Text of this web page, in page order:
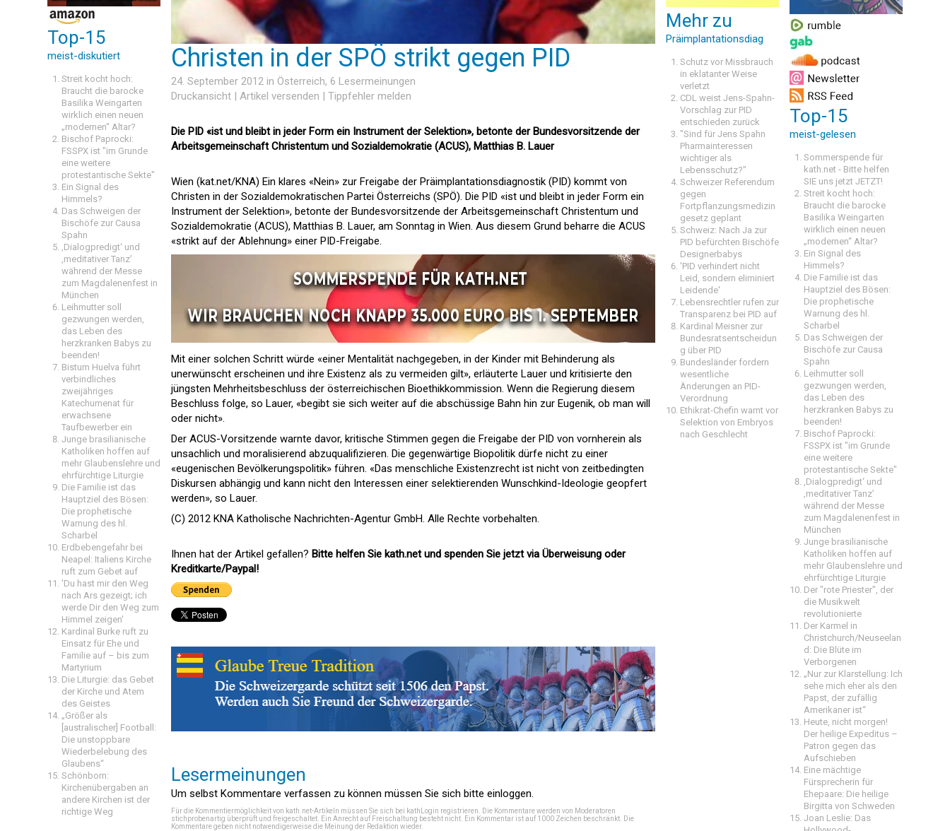
Top-15
meist-diskutiert
Streit kocht hoch:
Braucht die barocke
Basilika Weingarten
wirklich einen neuen
„modernen“ Altar?
Bischof Paprocki:
FSSPX ist "im Grunde
eine weitere
protestantische Sekte"
Ein Signal des
Himmels?
Das Schweigen der
Bischöfe zur Causa
Spahn
‚Dialogpredigt‘ und
‚meditativer Tanz’
während der Messe
zum Magdalenenfest in
München
Leihmutter soll
gezwungen werden,
das Leben des
herzkranken Babys zu
beenden!
Bistum Huelva führt
verbindliches
zweijähriges
Katechumenat für
erwachsene
Taufbewerber ein
Junge brasilianische
Katholiken hoffen auf
mehr Glaubenslehre und
ehrfürchtige Liturgie
Die Familie ist das
Hauptziel des Bösen:
Die prophetische
Warnung des hl.
Scharbel
Erdbebengefahr bei
Neapel: Italiens Kirche
ruft zum Gebet auf
'Du hast mir den Weg
nach Ars gezeigt; ich
werde Dir den Weg zum
Himmel zeigen'
Kardinal Burke ruft zu
Einsatz für Ehe und
Familie auf – bis zum
Martyrium
Die Liturgie: das Gebet
der Kirche und Atem
des Geistes
„Größer als
[australischer] Football:
Die unstoppbare
Wiederbelebung des
Glaubens“
Schönborn:
Kirchenübergaben an
andere Kirchen ist der
richtige Weg
Christen in der SPÖ strikt gegen PID
24. September 2012 in Österreich, 6 Lesermeinungen
Druckansicht | Artikel versenden | Tippfehler melden
Die PID «ist und bleibt in jeder Form ein Instrument der Selektion», betonte der Bundesvorsitzende der
Arbeitsgemeinschaft Christentum und Sozialdemokratie (ACUS), Matthias B. Lauer
Wien (kat.net/KNA) Ein klares «Nein» zur Freigabe der Präimplantationsdiagnostik (PID) kommt von
Christen in der Sozialdemokratischen Partei Österreichs (SPÖ). Die PID «ist und bleibt in jeder Form ein
Instrument der Selektion», betonte der Bundesvorsitzende der Arbeitsgemeinschaft Christentum und
Sozialdemokratie (ACUS), Matthias B. Lauer, am Sonntag in Wien. Aus diesem Grund beharre die ACUS
«strikt auf der Ablehnung» einer PID-Freigabe.
Mit einer solchen Schritt würde «einer Mentalität nachgegeben, in der Kinder mit Behinderung als
unerwünscht erscheinen und ihre Existenz als zu vermeiden gilt», erläuterte Lauer und kritisierte den
jüngsten Mehrheitsbeschluss der österreichischen Bioethikkommission. Wenn die Regierung diesem
Beschluss folge, so Lauer, «begibt sie sich weiter auf die abschüssige Bahn hin zur Eugenik, ob man will
oder nicht».
Der ACUS-Vorsitzende warnte davor, kritische Stimmen gegen die Freigabe der PID von vornherein als
unsachlich und moralisierend abzuqualifizieren. Die gegenwärtige Biopolitik dürfe nicht zu einer
«eugenischen Bevölkerungspolitik» führen. «Das menschliche Existenzrecht ist nicht von zeitbedingten
Diskursen abhängig und kann nicht den Interessen einer selektierenden Wunschkind-Ideologie geopfert
werden», so Lauer.
(C) 2012 KNA Katholische Nachrichten-Agentur GmbH. Alle Rechte vorbehalten.
Ihnen hat der Artikel gefallen? Bitte helfen Sie kath.net und spenden Sie jetzt via Überweisung oder
Kreditkarte/Paypal!
Lesermeinungen
Um selbst Kommentare verfassen zu können müssen Sie sich bitte einloggen.
Für die Kommentiermöglichkeit von kath.net-Artikeln müssen Sie sich bei kathLogin registrieren . Die Kommentare werden von Moderatoren
stichprobenartig überprüft und freigeschaltet. Ein Anrecht auf Freischaltung besteht nicht. Ein Kommentar ist auf 1000 Zeichen beschränkt. Die
Kommentare geben nicht notwendigerweise die Meinung der Redaktion wieder.
Mehr zu
Präimplantationsdiag
Schutz vor Missbrauch
in eklatanter Weise
verletzt
CDL weist Jens-Spahn-
Vorschlag zur PID
entschieden zurück
"Sind für Jens Spahn
Pharmainteressen
wichtiger als
Lebensschutz?"
Schweizer Referendum
gegen
Fortpflanzungsmedizin
gesetz geplant
Schweiz: Nach Ja zur
PID befürchten Bischöfe
Designerbabys
'PID verhindert nicht
Leid, sondern eliminiert
Leidende'
Lebensrechtler rufen zur
Transparenz bei PID auf
Kardinal Meisner zur
Bundesratsentscheidun
g über PID
Bundesländer fordern
wesentliche
Änderungen an PID-
Verordnung
Ethikrat-Chefin warnt vor
Selektion von Embryos
nach Geschlecht
Top-15
meist-gelesen
Sommerspende für
kath.net - Bitte helfen
SIE uns jetzt JETZT!
Streit kocht hoch:
Braucht die barocke
Basilika Weingarten
wirklich einen neuen
„modernen“ Altar?
Ein Signal des
Himmels?
Die Familie ist das
Hauptziel des Bösen:
Die prophetische
Warnung des hl.
Scharbel
Das Schweigen der
Bischöfe zur Causa
Spahn
Leihmutter soll
gezwungen werden,
das Leben des
herzkranken Babys zu
beenden!
Bischof Paprocki:
FSSPX ist "im Grunde
eine weitere
protestantische Sekte"
‚Dialogpredigt‘ und
‚meditativer Tanz’
während der Messe
zum Magdalenenfest in
München
Junge brasilianische
Katholiken hoffen auf
mehr Glaubenslehre und
ehrfürchtige Liturgie
Der "rote Priester", der
die Musikwelt
revolutionierte
Der Karmel in
Christchurch/Neuseelan
d: Die Blüte im
Verborgenen
„Nur zur Klarstellung: Ich
sehe mich eher als den
Papst, der zufällig
Amerikaner ist“
Heute, nicht morgen!
Der heilige Expeditus –
Patron gegen das
Aufschieben
Eine mächtige
Fürsprecherin für
Ehepaare: Die heilige
Birgitta von Schweden
Joan Leslie: Das